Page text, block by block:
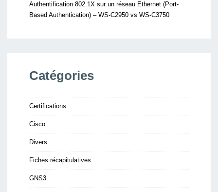
Authentification 802.1X sur un réseau Ethernet (Port-
Based Authentication) – WS-C2950 vs WS-C3750
Catégories
Certifications
Cisco
Divers
Fiches récapitulatives
GNS3